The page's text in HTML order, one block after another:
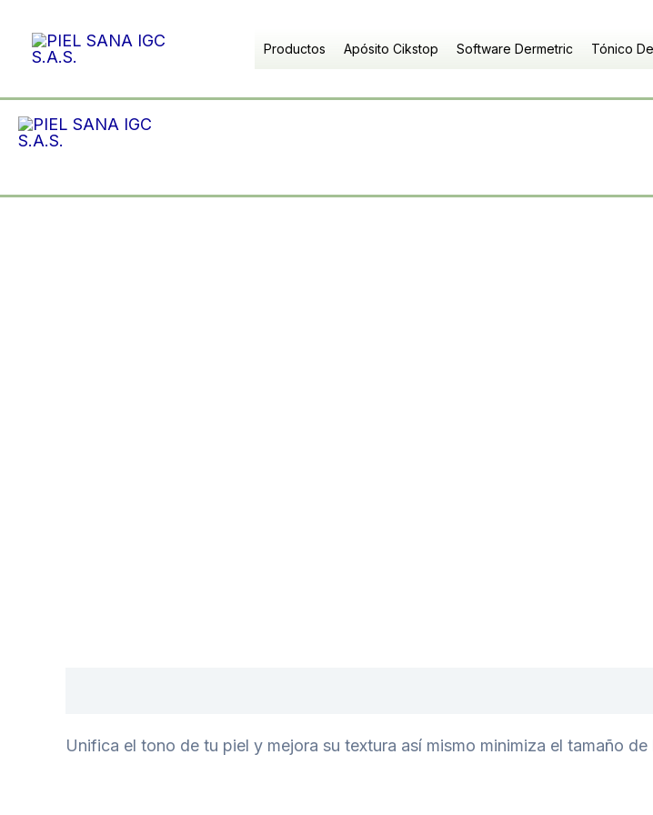
Productos Apósito Cikstop Software Dermetric Tónico
Unifica el tono de tu piel y mejora su textura así mismo minimiza el tamaño